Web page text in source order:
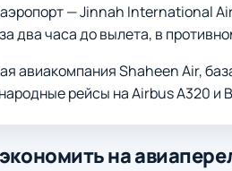
— Jinnah International
два часа до вылета, в
авиакомпания Shaheen Air,
рейсы на Airbus A320 и
на